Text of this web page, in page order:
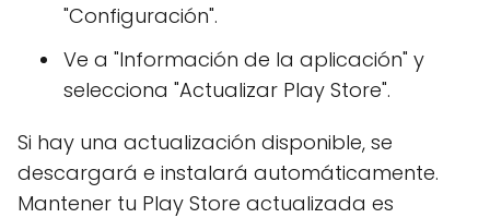
"Configuración".
Ve a "Información de la aplicación" y
selecciona "Actualizar Play Store".
Si hay una actualización disponible, se
descargará e instalará automáticamente.
Mantener tu Play Store actualizada es